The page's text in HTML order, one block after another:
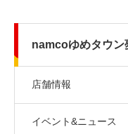
namcoゆめタウン
店舗情報
イベント&ニュース